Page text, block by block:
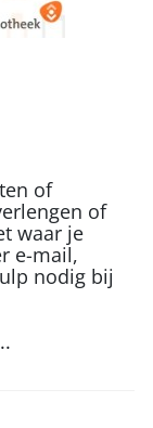
of
of
waar je
e-mail,
nodig bij